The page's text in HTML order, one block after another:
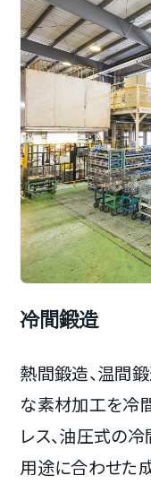
冷間鍛造
熱間鍛造、温間
な素材加工を冷
レス、油圧式の
用途に合わせた